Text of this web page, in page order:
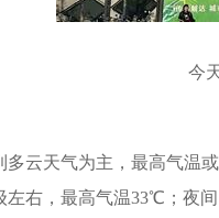
今
天气为主，最高气温或
左右，最高气温33℃；夜